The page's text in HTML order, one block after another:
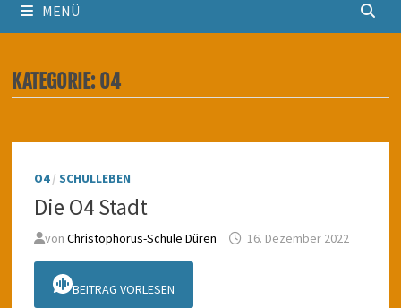
MENÜ
KATEGORIE: O4
O4/ SCHULLEBEN
Die O4 Stadt
von Christophorus-Schule Düren 16. Dezember 2022
BEITRAG VORLESEN